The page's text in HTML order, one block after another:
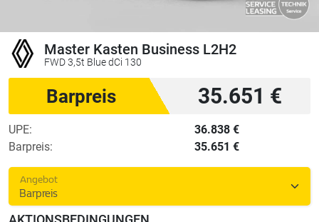
Master Kasten Business L2H2
FWD 3,5t Blue dCi 130
Barpreis 35.651 €
UPE:
36.838 €
Barpreis:
35.651 €
Barpreis
Angebot